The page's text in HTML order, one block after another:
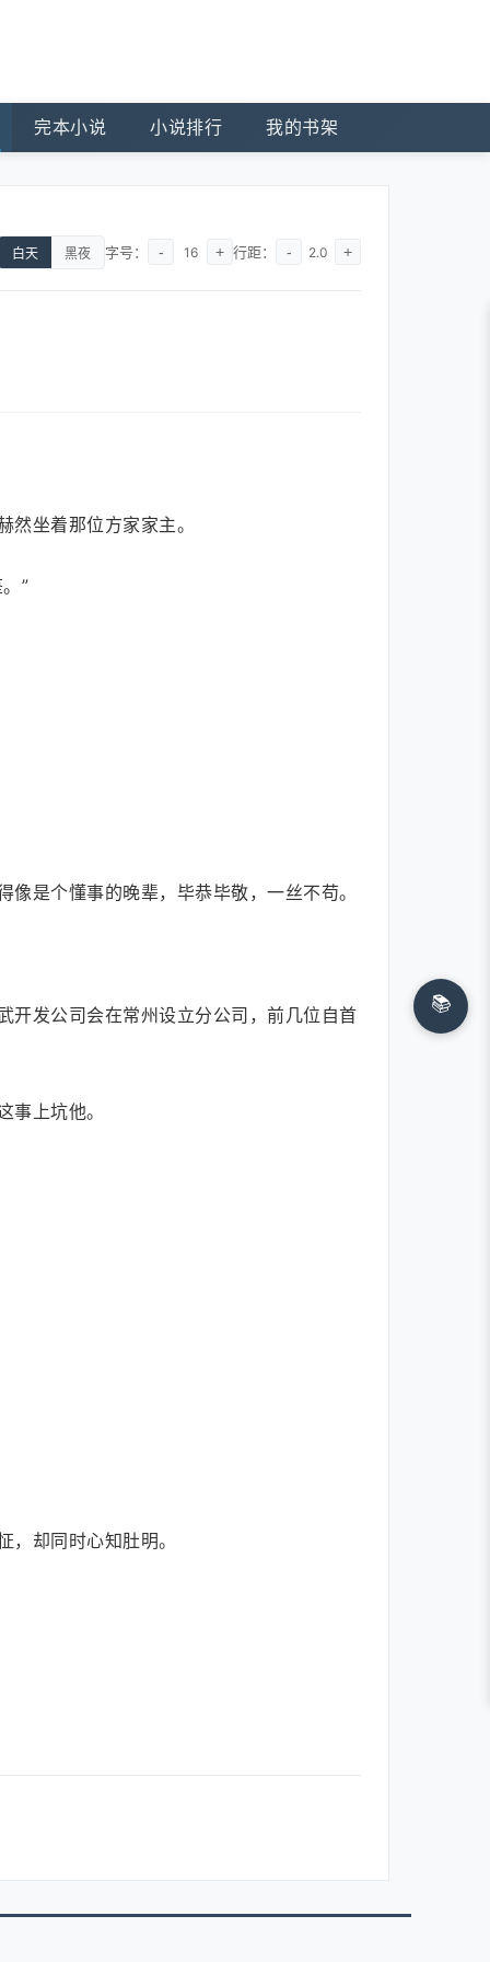
完本小说 小说排行 我的书架
白天 黑夜 字号： - 16 + 行距： - 2.0 +
坐着那位方家家主。
”
是个懂事的晚辈，毕恭毕敬，一丝不苟。
开发公司会在常州设立分公司，前几位自首
上坑他。
却同时心知肚明。
📚